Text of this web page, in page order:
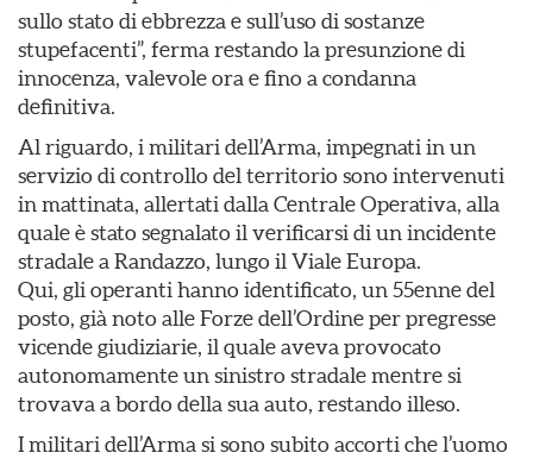
sullo stato di ebbrezza e sull’uso di sostanze
stupefacenti”, ferma restando la presunzione di
innocenza, valevole ora e fino a condanna
definitiva.
Al riguardo, i militari dell’Arma, impegnati in un
servizio di controllo del territorio sono intervenuti
in mattinata, allertati dalla Centrale Operativa, alla
quale è stato segnalato il verificarsi di un incidente
stradale a Randazzo, lungo il Viale Europa.
Qui, gli operanti hanno identificato, un 55enne del
posto, già noto alle Forze dell’Ordine per pregresse
vicende giudiziarie, il quale aveva provocato
autonomamente un sinistro stradale mentre si
trovava a bordo della sua auto, restando illeso.
I militari dell’Arma si sono subito accorti che l’uomo